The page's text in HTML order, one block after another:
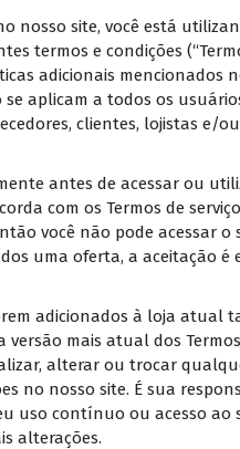
site, você está
termos e condições
adicionais mencionados
aplicam a todos os
clientes, lojistas e/
antes de acessar ou
com os Termos de
você não pode acessar
uma oferta, a aceitação
adicionados à loja atual
versão mais atual dos
alterar ou trocar
no nosso site. É sua
uso contínuo ou acesso ao
alterações.